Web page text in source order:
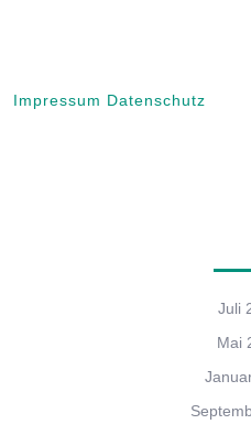
Impressum Datenschutz
Juli
Mai